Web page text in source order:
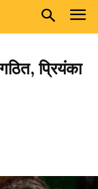
प्रियंका